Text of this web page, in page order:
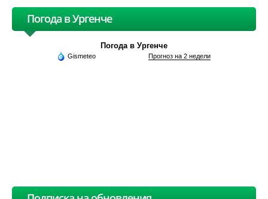
Погода в Ургенче
Погода в Ургенче
Gismeteo Прогноз на 2 недели